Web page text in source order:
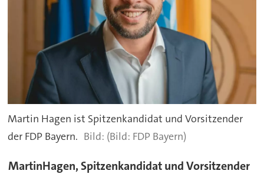
Martin Hagen ist Spitzenkandidat und Vorsitzender
der FDP Bayern.
(Bild: FDP Bayern)
MartinHagen, Spitzenkandidat und Vorsitzender